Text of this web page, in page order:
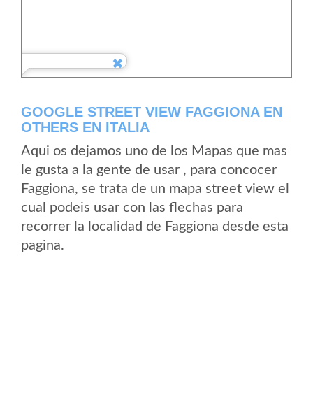
GOOGLE STREET VIEW FAGGIONA EN
OTHERS EN ITALIA
Aqui os dejamos uno de los Mapas que mas
le gusta a la gente de usar , para concocer
Faggiona, se trata de un mapa street view el
cual podeis usar con las flechas para
recorrer la localidad de Faggiona desde esta
pagina.